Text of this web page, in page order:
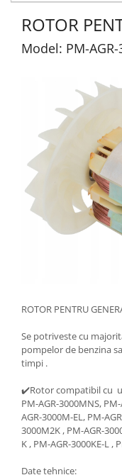
ROTOR
Model: PM-
ROTOR PENTRU
Se potriveste cu
pompelor de benzina
timpi .
✔️Rotor compatibil cu
PM-AGR-3000MNS,
AGR-3000M-EL, PM-
3000M2K , PM-AGR-
K , PM-AGR-3000KE-L ,
Date tehnice: